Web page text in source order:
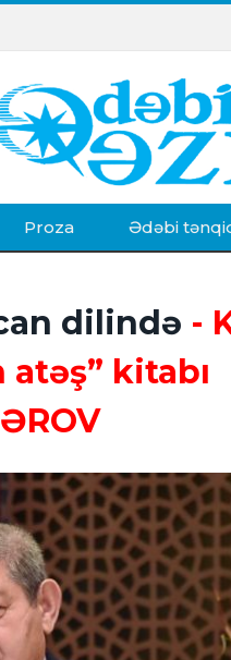
Proza Ədəbi
dilində -
atəş” kitabı